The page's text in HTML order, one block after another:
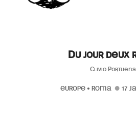
Du jour deux
Clivio
EUROPE• ROMA 17